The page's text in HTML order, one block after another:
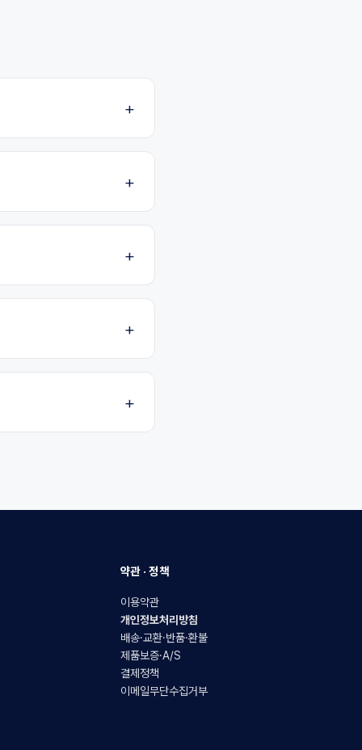
약관 · 정책
이용약관
개인정보처리방침
배송·교환·반품·환불
제품보증·A/S
결제정책
이메일무단수집거부